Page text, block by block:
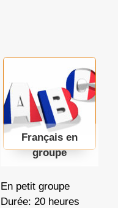
Français en
groupe
En petit groupe
Durée: 20 heures